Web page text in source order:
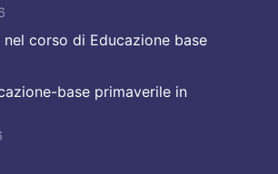
nel corso di Educazione base
base primaverile in